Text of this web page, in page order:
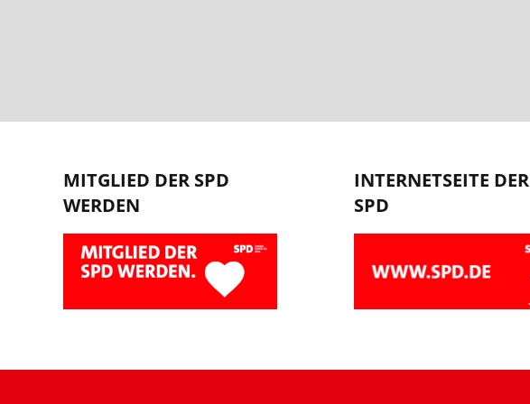
MITGLIED DER SPD
WERDEN
INTERNETSEITE DER
SPD